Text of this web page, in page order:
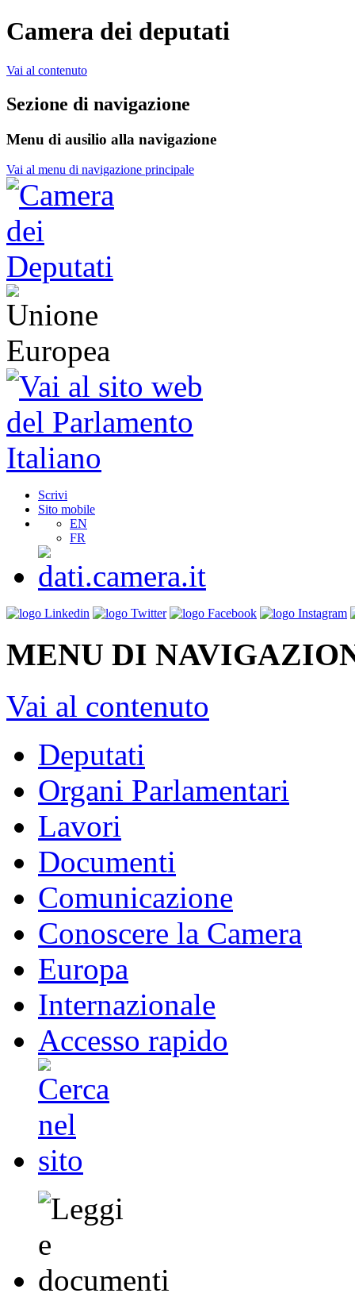
Camera dei deputati
Vai al contenuto
Sezione di navigazione
Menu di ausilio alla navigazione
Vai al menu di navigazione principale
Scrivi
Sito mobile
EN
FR
MENU DI
Vai al contenuto
Deputati
Organi Parlamentari
Lavori
Documenti
Comunicazione
Conoscere la Camera
Europa
Internazionale
Accesso rapido